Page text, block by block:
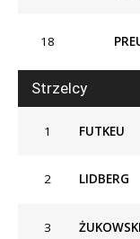
18
Strzelcy
1 FUTKEU
2 LIDBERG
3 ŻUKOWSKI